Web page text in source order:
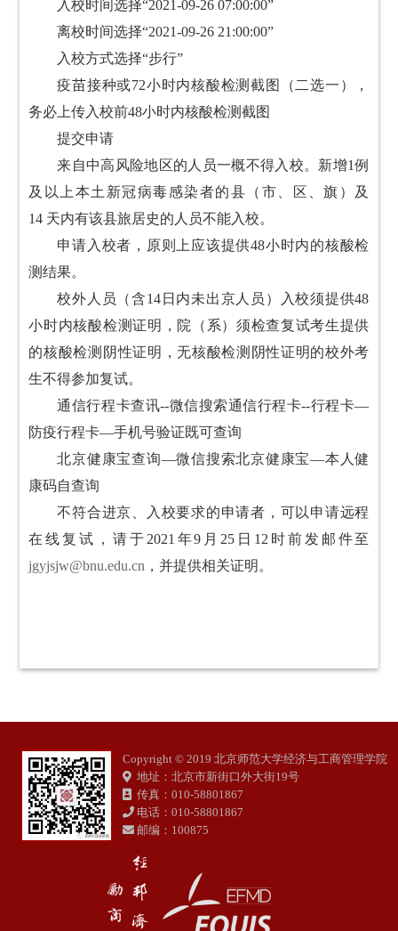
入校时间选择“2021-09-26 07:00:00”
离校时间选择“2021-09-26 21:00:00”
入校方式选择“步行”
疫苗接种或72小时内核酸检测截图（二选一），
务必上传入校前48小时内核酸检测截图
提交申请
来自中高风险地区的人员一概不得入校。新增1例
及以上本土新冠病毒感染者的县（市、区、旗）及
14 天内有该县旅居史的人员不能入校。
申请入校者，原则上应该提供48小时内的核酸检
测结果。
校外人员（含14日内未出京人员）入校须提供48
小时内核酸检测证明，院（系）须检查复试考生提供
的核酸检测阴性证明，无核酸检测阴性证明的校外考
生不得参加复试。
通信行程卡查讯--微信搜索通信行程卡--行程卡—
防疫行程卡—手机号验证既可查询
北京健康宝查询—微信搜索北京健康宝—本人健
康码自查询
不符合进京、入校要求的申请者，可以申请远程
在线复试，请于2021年9月25日12时前发邮件至
jgyjsjw@bnu.edu.cn ，并提供相关证明。
Copyright © 2019 北京师范大学经济与工商管理学院
地址：北京市新街口外大街19号
传真：010-58801867
电话：010-58801867
邮编：100875